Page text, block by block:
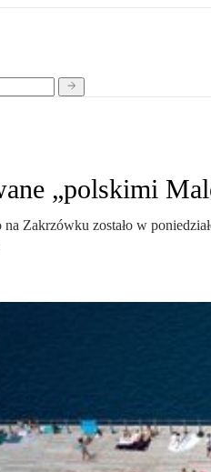
„polskimi
Zakrzówku zostało w